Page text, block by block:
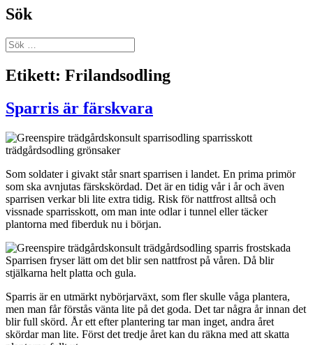
Sök
Sök
efter:
Etikett: Frilandsodling
Sparris är färskvara
Som soldater i givakt står snart sparrisen i landet. En prima primör
som ska avnjutas färskskördad. Det är en tidig vår i år och även
sparrisen verkar bli lite extra tidig. Risk för nattfrost alltså och
vissnade sparrisskott, om man inte odlar i tunnel eller täcker
plantorna med fiberduk nu i början.
Sparrisen fryser lätt om det blir sen nattfrost på våren. Då blir
stjälkarna helt platta och gula.
Sparris är en utmärkt nybörjarväxt, som fler skulle våga plantera,
men man får förstås vänta lite på det goda. Det tar några år innan det
blir full skörd. År ett efter plantering tar man inget, andra året
skördar man lite. Först det tredje året kan du räkna med att skatta